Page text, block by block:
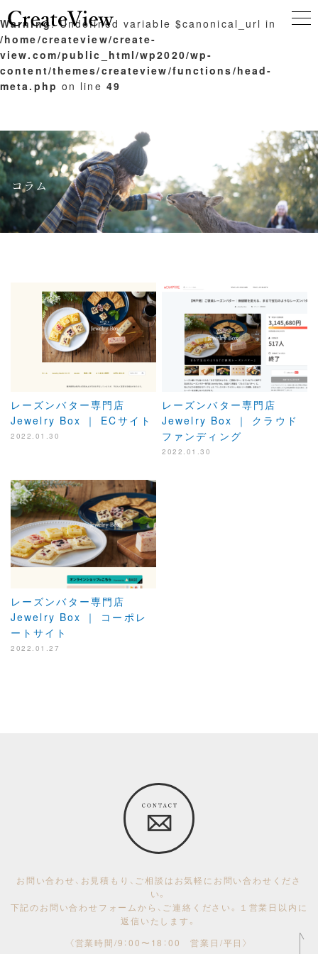
Warning: Undefined variable $canonical_url in
/home/createview/create-
view.com/public_html/wp2020/wp-
content/themes/createview/functions/head-
meta.php on line 49
コラム
レーズンバター専門店
Jewelry Box ｜ ECサイト
2022.01.30
レーズンバター専門店
Jewelry Box ｜ クラウド
ファンディング
2022.01.30
レーズンバター専門店
Jewelry Box ｜ コーポレ
ートサイト
2022.01.27
お問い合わせ、お見積もり、ご相談はお気軽にお問い合わせくださ
い。
下記のお問い合わせフォームから、ご連絡ください。１営業日以内に
返信いたします。
〈営業時間/9：00〜18：00 営業日/平日〉